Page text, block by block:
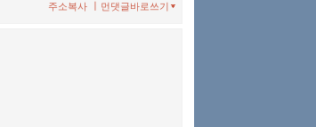
먼댓글바로쓰기
주소복사